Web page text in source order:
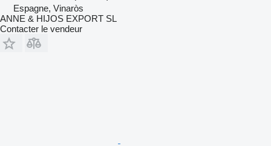
Espagne, Vinaròs
ANNE & HIJOS EXPORT SL
Contacter le vendeur